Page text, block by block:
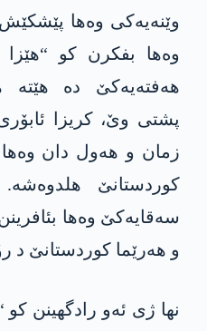
وێنەیەکی وەھا
وەھا بفکرن کو
ھەفتەیەکێ دە هێتە
پشتی وێ، کریزا
زمان و ھەول دان
کوردستانێ
سەقایەکێ وەھا
و ھەرێما کوردستانێ د
نھا ژی ئەو رادگھینن